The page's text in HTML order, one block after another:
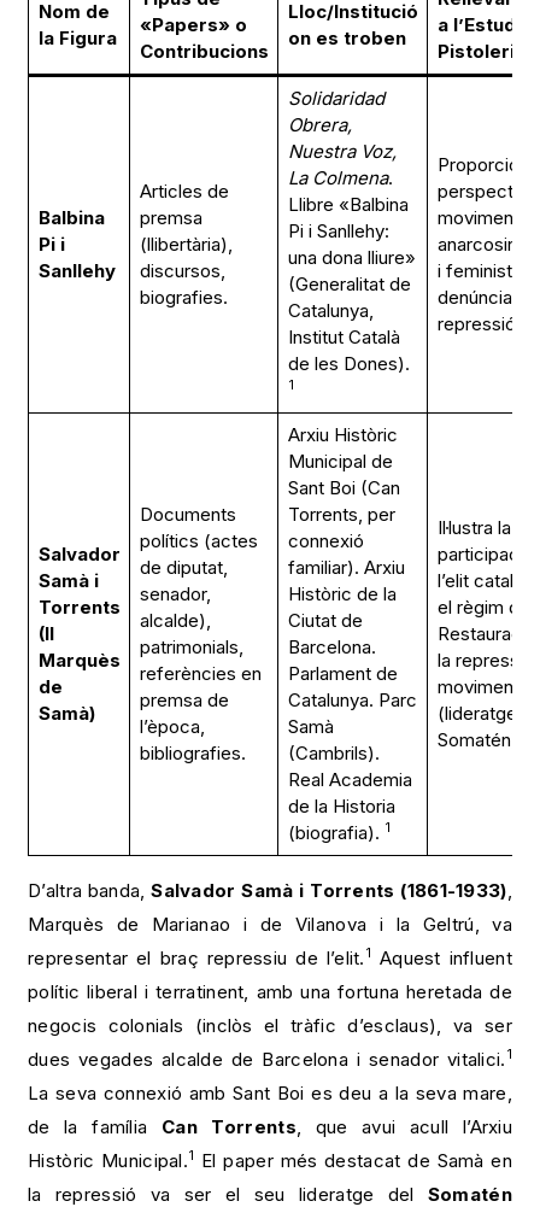
Nom de
la Figura
«Papers» o
Contribucions
Lloc/Institució
on es troben
a l’Estudi
Balbina
Pi i
Sanllehy
Articles de
premsa
(llibertària),
discursos,
biografies.
Solidaridad
Obrera,
Nuestra Voz,
La Colmena.
Llibre «Balbina
Pi i Sanllehy:
una dona lliure»
(Generalitat de
Catalunya,
Institut Català
de les Dones).
1
perspectiva
moviment
i feminista, i
denúncia
repressió.
Salvador
Samà i
Torrents
(II
Marquès
de
Samà)
Documents
polítics (actes
de diputat,
senador,
alcalde),
patrimonials,
referències en
premsa de
l’època,
bibliografies.
Arxiu Històric
Municipal de
Sant Boi (Can
Torrents, per
connexió
familiar). Arxiu
Històric de la
Ciutat de
Barcelona.
Parlament de
Catalunya. Parc
Samà
(Cambrils).
Real Academia
de la Historia
(biografia). 1
Il·lustra la
participació
l’elit
el règim de
Restauració
la repressió
moviment
(lideratge
Somatén).
D’altra banda,Salvador Samà i Torrents (1861-1933),
Marquès de Marianao i de Vilanova i la Geltrú, va
representar el braç repressiu de l’elit. 1 Aquest influent
polític liberal i terratinent, amb una fortuna heretada de
negocis colonials (inclòs el tràfic d’esclaus), va ser
dues vegades alcalde de Barcelona i senador vitalici. 1
La seva connexió amb Sant Boi es deu a la seva mare,
de la família Can Torrents, que avui acull l’Arxiu
Històric Municipal.1 El paper més destacat de Samà en
la repressió va ser el seu lideratge del Somatén